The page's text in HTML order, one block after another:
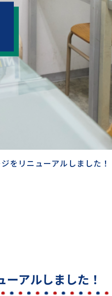
をリニューアルしました！
アルしました！